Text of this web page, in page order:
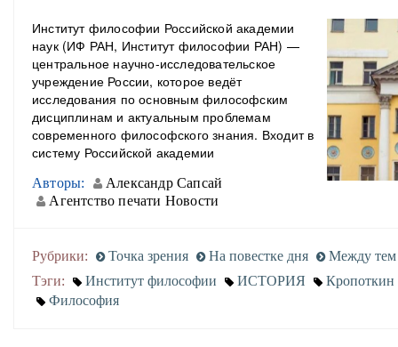
Институт философии Российской академии
наук (ИФ РАН, Институт философии РАН) —
центральное научно-исследовательское
учреждение России, которое ведёт
исследования по основным философским
дисциплинам и актуальным проблемам
современного философского знания. Входит в
систему Российской академии
Авторы:
Александр Сапсай
Агентство печати Новости
Рубрики: Точка зрения На повестке дня
Между тем
Тэги:
Институт философии ИСТОРИЯ
Кропоткин
Философия